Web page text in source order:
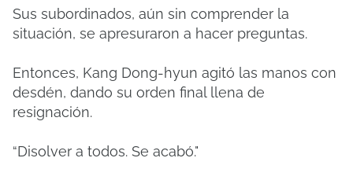
Sus subordinados, aún sin comprender la
situación, se apresuraron a hacer preguntas.
Entonces, Kang Dong-hyun agitó las manos con
desdén, dando su orden final llena de
resignación.
“Disolver a todos. Se acabó."